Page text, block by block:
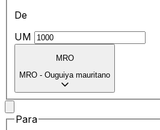
De
UM
MRO
MRO - Ouguiya mauritano
Para